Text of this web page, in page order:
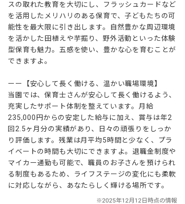
スの取れた教育を大切にし、フラッシュカードなど
を活用したメリハリのある保育で、子どもたちの可
能性を最大限に引き出します。自然豊かな周辺環境
を活かした田植えや芋掘り、野外活動といった体験
型保育も魅力。五感を使い、豊かな心を育むことが
できますよ。
ーー【安心して長く働ける、温かい職場環境】
当園では、保育士さんが安心して長く働けるよう、
充実したサポート体制を整えています。月給
235,000円からの安定した給与に加え、賞与は年2
回2.5ヶ月分の実績があり、日々の頑張りをしっか
り評価します。残業は月平均5時間と少なく、プラ
イベートの時間も大切にできますよ。退職金制度や
マイカー通勤も可能で、職員のお子さんを預けられ
る制度もあるため、ライフステージの変化にも柔軟
に対応しながら、あなたらしく輝ける場所です。